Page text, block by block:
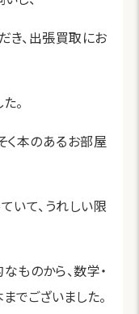
き、出張買取にお
。
く本のあるお部屋
いて、うれしい限
ものから、数学・
でございました。